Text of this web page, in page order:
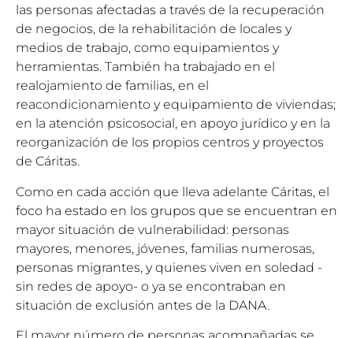
las personas afectadas a través de la recuperación
de negocios, de la rehabilitación de locales y
medios de trabajo, como equipamientos y
herramientas. También ha trabajado en el
realojamiento de familias, en el
reacondicionamiento y equipamiento de viviendas;
en la atención psicosocial, en apoyo jurídico y en la
reorganización de los propios centros y proyectos
de Cáritas.
Como en cada acción que lleva adelante Cáritas, el
foco ha estado en los grupos que se encuentran en
mayor situación de vulnerabilidad: personas
mayores, menores, jóvenes, familias numerosas,
personas migrantes, y quienes viven en soledad -
sin redes de apoyo- o ya se encontraban en
situación de exclusión antes de la DANA.